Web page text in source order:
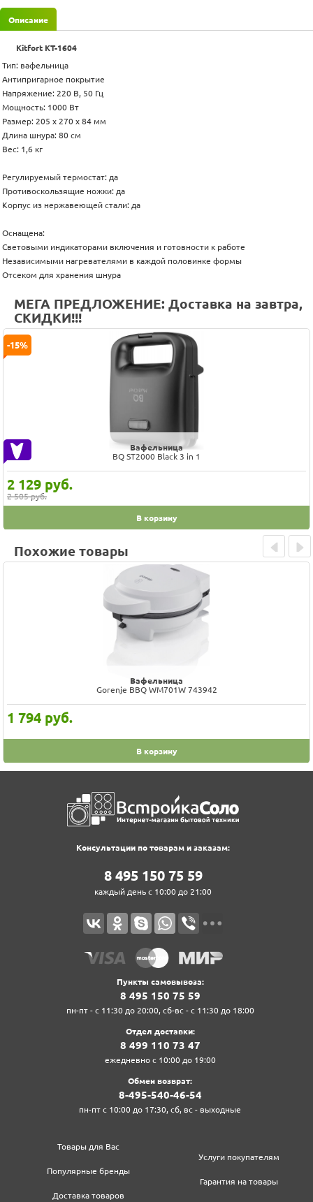
Описание
Kitfort КТ-1604
Тип: вафельница
Антипригарное покрытие
Напряжение: 220 В, 50 Гц
Мощность: 1000 Вт
Размер: 205 х 270 x 84 мм
Длина шнура: 80 см
Вес: 1,6 кг
Регулируемый термостат: да
Противоскользящие ножки: да
Корпус из нержавеющей стали: да
Оснащена:
Световыми индикаторами включения и готовности к работе
Независимыми нагревателями в каждой половинке формы
Отсеком для хранения шнура
МЕГА ПРЕДЛОЖЕНИЕ: Доставка на завтра,
СКИДКИ!!!
Вафельница
BQ ST2000 Black 3 in 1
2 129 руб.
2 505 руб.
-15%
В корзину
Похожие товары
Вафельница
Gorenje BBQ WM701W 743942
1 794 руб.
В корзину
Prev Next
Консультации по товарам и заказам:
8‍ 4‍9‍5‍ 1‍5‍0‍ 7‍5‍ 5‍9‍
каждый день с 10:00 до 21:00
Пункты самовывоза:
8‍ 4‍9‍5‍ 1‍5‍0‍ 7‍5‍ 5‍9‍
пн-пт - с 11:30 до 20:00, сб-вс - с 11:30 до 18:00
Отдел доставки:
8‍ 4‍9‍9‍ 1‍1‍0‍ 7‍3‍ 4‍7‍
ежедневно с 10:00 до 19:00
Обмен возврат:
8‍-4‍9‍5‍-5‍4‍0‍-4‍6‍-5‍4‍
пн-пт с 10:00 до 17:30, сб, вс - выходные
Товары для Вас
Популярные бренды
Доставка товаров
Услуги покупателям
Гарантия на товары